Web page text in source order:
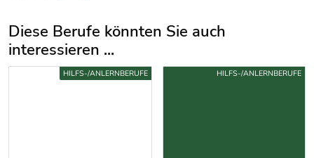
Diese Berufe könnten Sie auch
interessieren ...
Uber weitere Berufsvorschläge
HILFS-/ANLERNBERUFE HILFS-/ANLERNBERUFE